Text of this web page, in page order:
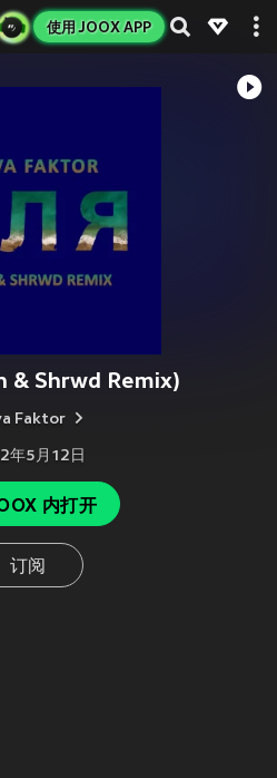
使用 JOOX APP
Shrwd Remix)
Faktor
年5月12日
内打开
订阅